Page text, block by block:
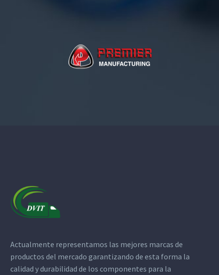
Actualmente representamos las mejores marcas de
productos del mercado garantizando de esta forma la
calidad y durabilidad de los componentes para la